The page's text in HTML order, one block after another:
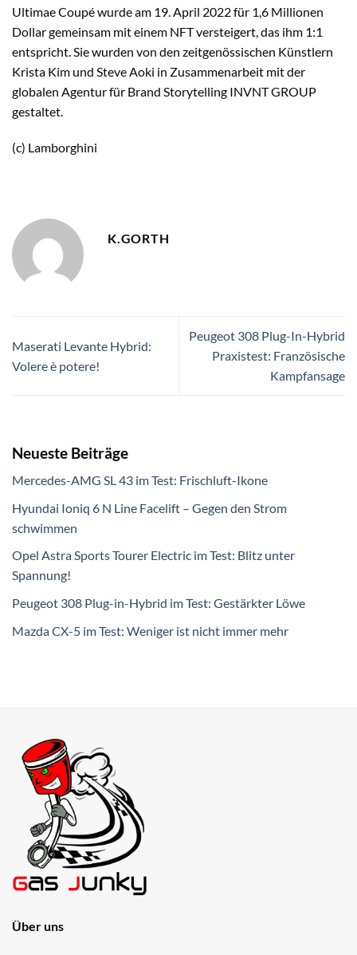
Ultimae Coupé wurde am 19. April 2022 für 1,6 Millionen
Dollar gemeinsam mit einem NFT versteigert, das ihm 1:1
entspricht. Sie wurden von den zeitgenössischen Künstlern
Krista Kim und Steve Aoki in Zusammenarbeit mit der
globalen Agentur für Brand Storytelling INVNT GROUP
gestaltet.
(c) Lamborghini
K.GORTH
Maserati Levante Hybrid:
Volere è potere!
Peugeot 308 Plug-In-Hybrid
Praxistest: Französische
Kampfansage
Neueste Beiträge
Mercedes-AMG SL 43 im Test: Frischluft-Ikone
Hyundai Ioniq 6 N Line Facelift – Gegen den Strom
schwimmen
Opel Astra Sports Tourer Electric im Test: Blitz unter
Spannung!
Peugeot 308 Plug-in-Hybrid im Test: Gestärkter Löwe
Mazda CX-5 im Test: Weniger ist nicht immer mehr
Über uns